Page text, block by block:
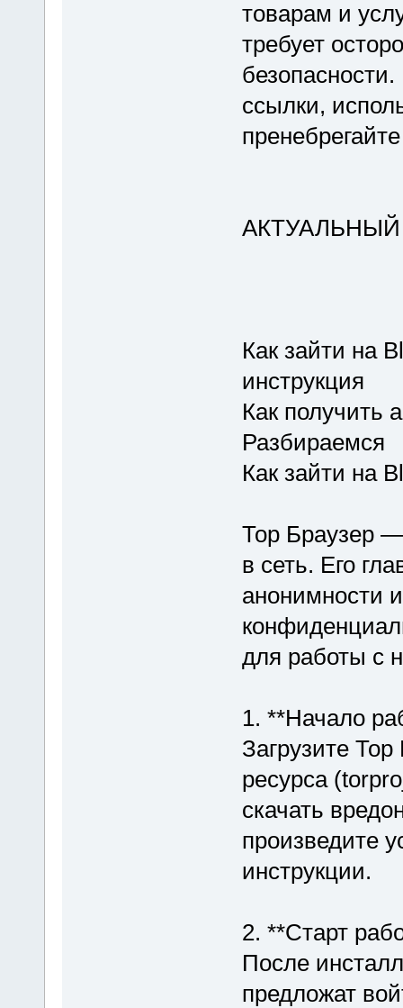
товарам и
требует
безопасности.
ссылки,
Как зайти на
инструкция
Как получить
Разбираемся
Как зайти на
Тор Браузер —
в сеть. Его
анонимности
для работы с
1. **Начало
Загрузите
ресурса
скачать
произведите
инструкции.
2. **Старт
После
предложат